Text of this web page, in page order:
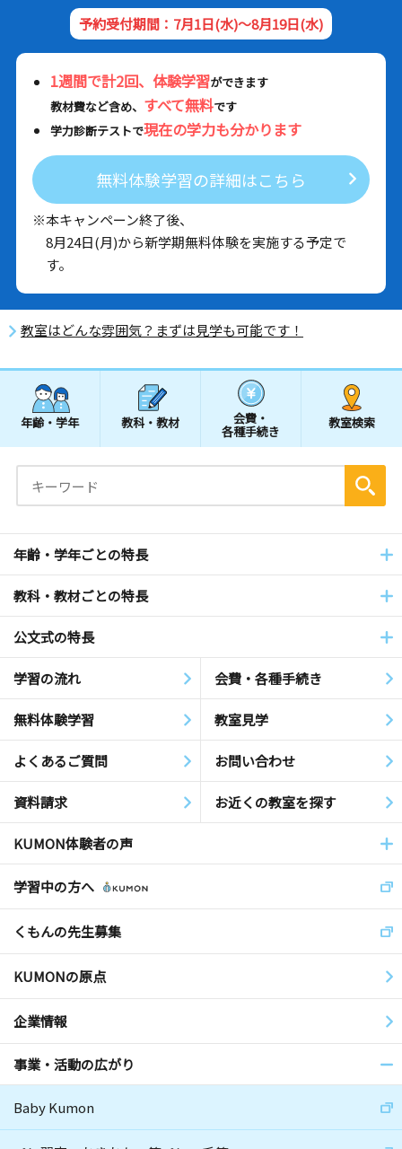
予約受付期間：7月1日(水)～8月19日(水)
1週間で計2回、体験学習ができます
教材費など含め、 すべて無料です
学力診断テストで現在の学力も分かります
無料体験学習の詳細はこちら
※本キャンペーン終了後、
8月24日(月)から新学期無料体験を実施する予定で
す。
教室はどんな雰囲気？まずは見学も可能です！
年齢・学年 教科・教材 会費・
各種手続き
教室検索
年齢・学年ごとの特長
教科・教材ごとの特長
公文式の特長
学習の流れ 会費・各種手続き
無料体験学習 教室見学
よくあるご質問 お問い合わせ
資料請求 お近くの教室を探す
KUMON体験者の声
学習中の方へ
くもんの先生募集
KUMONの原点
企業情報
事業・活動の広がり
Baby Kumon